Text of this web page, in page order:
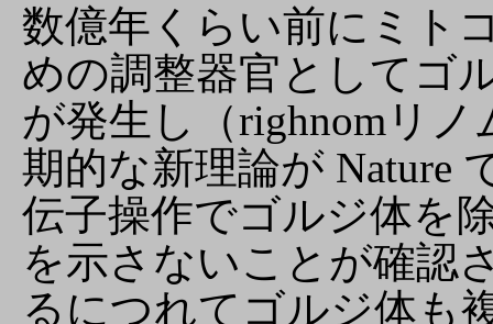
数億年くらい前にミト
めの調整器官としてゴ
が発生し（righnomリ
期的な新理論が Nature
伝子操作でゴルジ体を
を示さないことが確認
るにつれてゴルジ体も